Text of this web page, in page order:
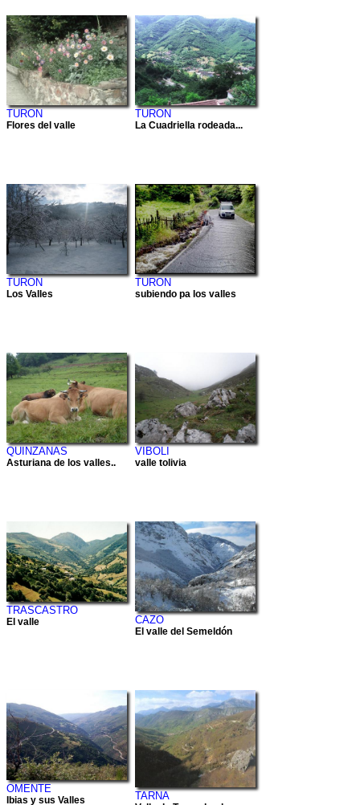
TURON
Flores del valle
TURON
La Cuadriella rodeada...
TURON
Los Valles
TURON
subiendo pa los valles
QUINZANAS
Asturiana de los valles..
VIBOLI
valle tolivia
TRASCASTRO
El valle CAZO
El valle del Semeldón
OMENTE
Ibias y sus Valles TARNA